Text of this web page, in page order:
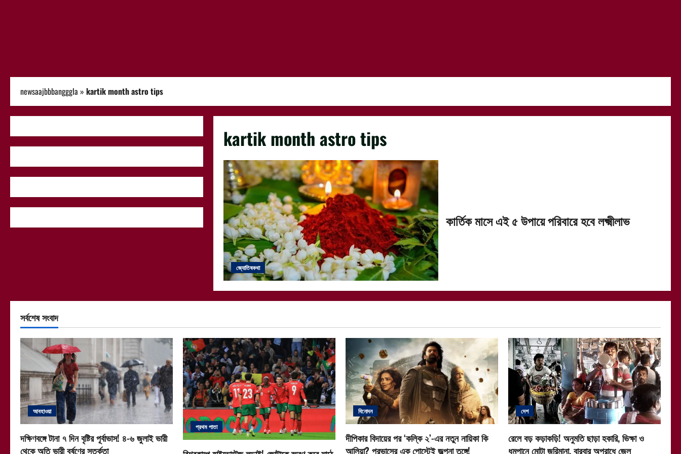
newsaajbbbangggla » kartik month astro tips
kartik month astro tips
জ্যোতিষকথা
কার্তিক মাসে এই ৫ উপায়ে পরিবারে হবে লক্ষ্মীলাভ
সর্বশেষ সংবাদ
আবহাওয়া
দক্ষিণবঙ্গে টানা ৭ দিন বৃষ্টির পূর্বাভাস! ৪-৬ জুলাই ভারী
থেকে অতি ভারী বর্ষণের সতর্কতা
প্রথম পাতা
বিনোদন
দীপিকার বিদায়ের পর ‘কল্কি ২’-এর নতুন নায়িকা কি
আলিয়া? প্রভাসের এক পোস্টেই জল্পনা তুঙ্গে!
দেশ
রেলে বড় কড়াকড়ি! অনুমতি ছাড়া হকারি, ভিক্ষা ও
ধূমপানে মোটা জরিমানা, বারবার অপরাধে জেল